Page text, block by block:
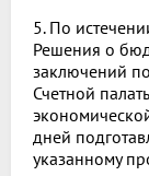
5. По
Решения о
заключений
Счетной
дней
указанному